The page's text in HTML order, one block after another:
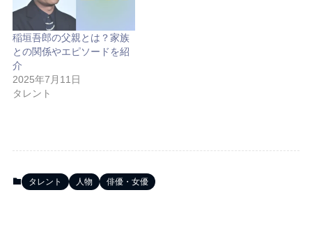
稲垣吾郎の父親とは？家族
との関係やエピソードを紹
介
2025年7月11日
タレント
タレント 人物 俳優・女優